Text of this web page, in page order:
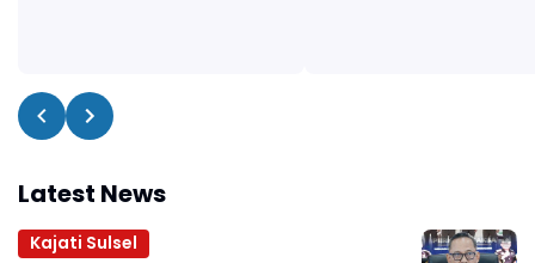
Latest News
Kajati Sulsel